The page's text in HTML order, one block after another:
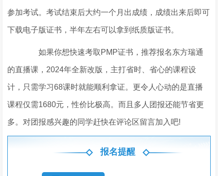
参加考试。考试结束后大约一个月出成绩，成绩出来后即可
下载电子版证书，半年左右可以拿到纸质版证书。
如果你想快速考取PMP证书，推荐报名东方瑞通
的直播课，2024年全新改版，主打省时、省心的课程设
计，只需学习68课时就能顺利拿证。更令人心动的是直播
课程仅需1680元，性价比极高。而且多人团报还能节省更
多。对团报感兴趣的同学赶快在评论区留言加入吧!
报名提醒